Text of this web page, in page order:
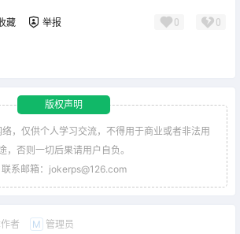
藏 举报 0 0
版权声明
，仅供个人学习交流，不得用于商业或者非法用
，否则一切后果请用户自负。
联系邮箱：jokerps@126.com
者 M 管理员